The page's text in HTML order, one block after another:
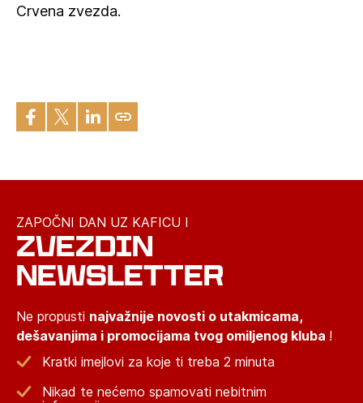
Crvena zvezda.
ZAPOČNI DAN UZ KAFICU I
ZVEZDIN
NEWSLETTER
Ne propusti najvažnije novosti o utakmicama,
dešavanjima i promocijama tvog omiljenog kluba !
Kratki imejlovi za koje ti treba 2 minuta
Nikad te nećemo spamovati nebitnim